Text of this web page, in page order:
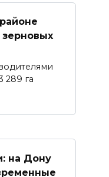
289 га
на Дону